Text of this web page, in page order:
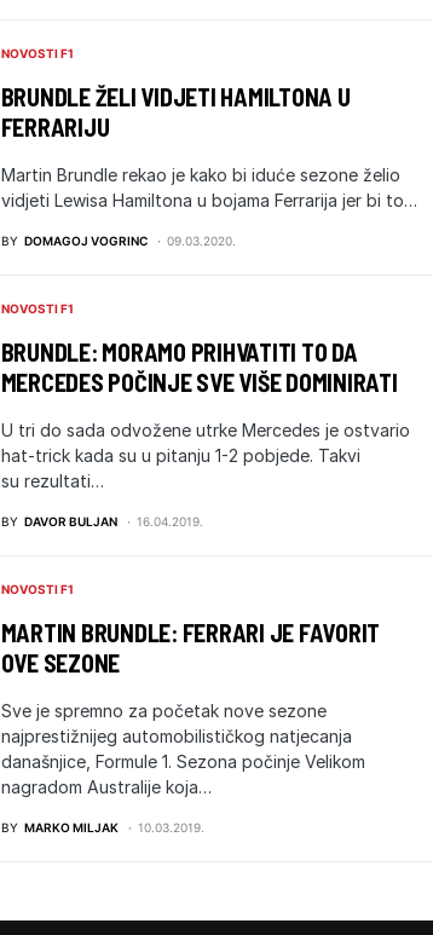
NOVOSTI F1
BRUNDLE ŽELI VIDJETI HAMILTONA U
FERRARIJU
Martin Brundle rekao je kako bi iduće sezone želio
vidjeti Lewisa Hamiltona u bojama Ferrarija jer bi to…
BY DOMAGOJ VOGRINC 09.03.2020.
NOVOSTI F1
BRUNDLE: MORAMO PRIHVATITI TO DA
MERCEDES POČINJE SVE VIŠE DOMINIRATI
U tri do sada odvožene utrke Mercedes je ostvario
hat-trick kada su u pitanju 1-2 pobjede. Takvi
su rezultati…
BY DAVOR BULJAN 16.04.2019.
NOVOSTI F1
MARTIN BRUNDLE: FERRARI JE FAVORIT
OVE SEZONE
Sve je spremno za početak nove sezone
najprestižnijeg automobilističkog natjecanja
današnjice, Formule 1. Sezona počinje Velikom
nagradom Australije koja…
BY MARKO MILJAK 10.03.2019.